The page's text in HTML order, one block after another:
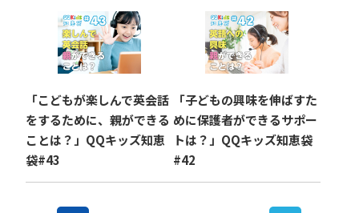
「こどもが楽しんで英会話
をするために、親ができる
ことは？」QQキッズ知恵
袋#43
「子どもの興味を伸ばすた
めに保護者ができるサポー
トは？」QQキッズ知恵袋
#42